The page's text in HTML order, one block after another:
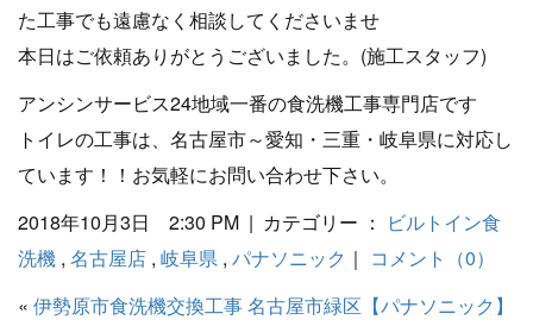
た工事でも遠慮なく相談してくださいませ
本日はご依頼ありがとうございました。(施工スタッフ)
アンシンサービス24地域一番の食洗機工事専門店です
トイレの工事は、名古屋市～愛知・三重・岐阜県に対応し
ています！！お気軽にお問い合わせ下さい。
2018年10月3日 2:30 PM | カテゴリー ：
ビルトイン食
洗機 , 名古屋店 , 岐阜県 , パナソニック ｜ コメント（0）
« 伊勢原市食洗機交換工事名古屋市緑区【パナソニック】